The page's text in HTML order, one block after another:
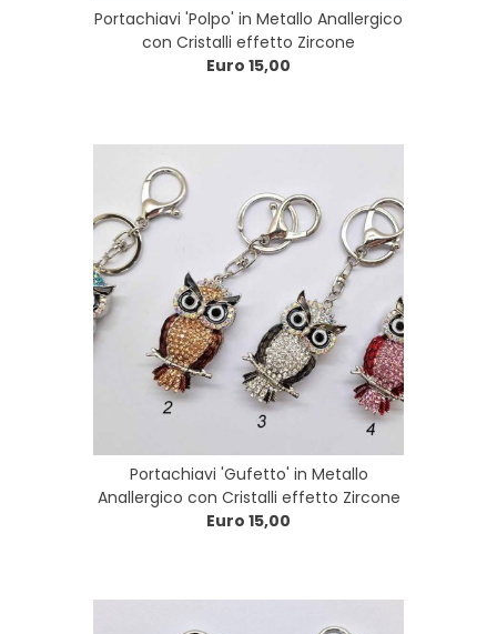
Portachiavi 'Polpo' in Metallo Anallergico
con Cristalli effetto Zircone
Euro 15,00
Portachiavi 'Gufetto' in Metallo
Anallergico con Cristalli effetto Zircone
Euro 15,00